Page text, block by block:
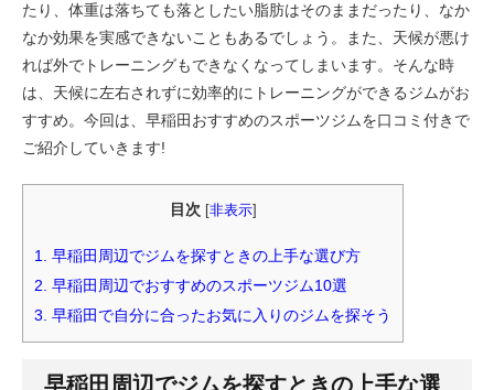
たり、体重は落ちても落としたい脂肪はそのままだったり、なか
なか効果を実感できないこともあるでしょう。また、天候が悪け
れば外でトレーニングもできなくなってしまいます。そんな時
は、天候に左右されずに効率的にトレーニングができるジムがお
すすめ。今回は、早稲田おすすめのスポーツジムを口コミ付きで
ご紹介していきます!
目次 非表示]
1. 早稲田周辺でジムを探すときの上手な選び方
2. 早稲田周辺でおすすめのスポーツジム10選
3. 早稲田で自分に合ったお気に入りのジムを探そう
早稲田周辺でジムを探すときの上手な選